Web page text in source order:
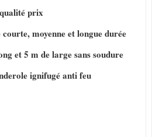
prix
moyenne et longue durée
et 5 m de large sans soudure
ignifugé anti feu